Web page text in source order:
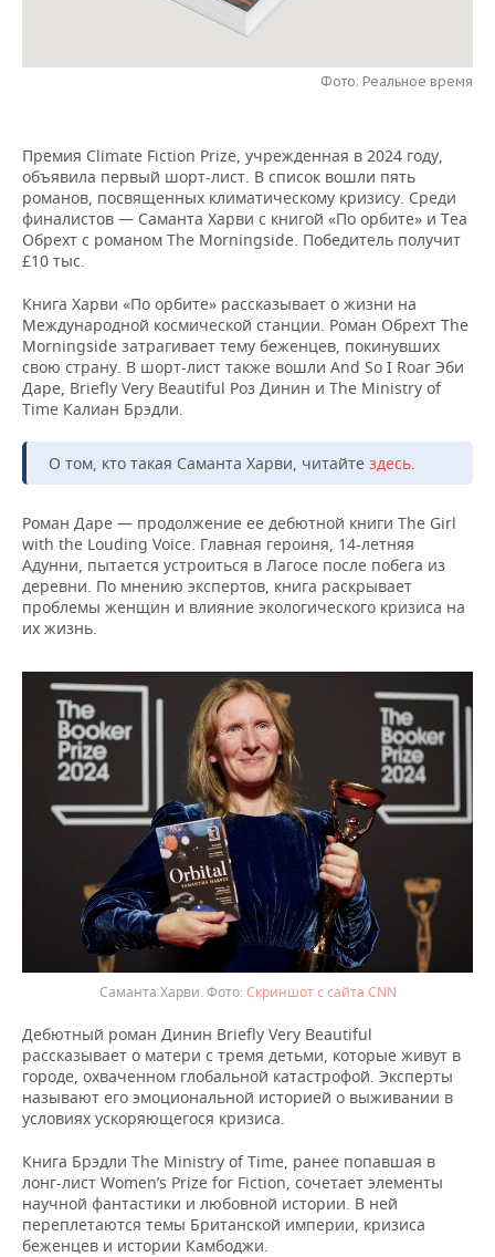
ТЕЛЕКОММУНИКАЦИИ
ONLINE-КОНФЕРЕНЦИИ
ХОККЕЙ
ВОЛЕЙБОЛ
КИБЕРСПОРТ
ВОДНЫЕ ВИДЫ СПОРТА
ХОККЕЙ С МЯЧОМ
НОВОСТИ ОБЩЕСТВА
ВЛАСТЬ
ИСТОРИЯ
КУЛЬТУРА
ОБРАЗОВАНИЕ
ПРОИСШЕСТВИЯ
СЮЖЕТЫ
СПИСОК ПЕРСОН
СПИСОК КОМПАНИЙ
ПОЛНАЯ ВЕРСИЯ
Фото: Реальное время
Премия Climate Fiction Prize, учрежденная в 2024 году,
объявила первый шорт-лист. В список вошли пять
романов, посвященных климатическому кризису. Среди
финалистов — Саманта Харви с книгой «По орбите» и Теа
Обрехт с романом The Morningside. Победитель получит
£10 тыс.
Книга Харви «По орбите» рассказывает о жизни на
Международной космической станции. Роман Обрехт The
Morningside затрагивает тему беженцев, покинувших
свою страну. В шорт-лист также вошли And So I Roar Эби
Даре, Briefly Very Beautiful Роз Динин и The Ministry of
Time Калиан Брэдли.
О том, кто такая Саманта Харви, читайте здесь.
Роман Даре — продолжение ее дебютной книги The Girl
with the Louding Voice. Главная героиня, 14-летняя
Адунни, пытается устроиться в Лагосе после побега из
деревни. По мнению экспертов, книга раскрывает
проблемы женщин и влияние экологического кризиса на
их жизнь.
Саманта Харви. Скриншот с сайта CNN
Дебютный роман Динин Briefly Very Beautiful
рассказывает о матери с тремя детьми, которые живут в
городе, охваченном глобальной катастрофой. Эксперты
называют его эмоциональной историей о выживании в
условиях ускоряющегося кризиса.
Книга Брэдли The Ministry of Time, ранее попавшая в
лонг-лист Women’s Prize for Fiction, сочетает элементы
научной фантастики и любовной истории. В ней
переплетаются темы Британской империи, кризиса
беженцев и истории Камбоджи.